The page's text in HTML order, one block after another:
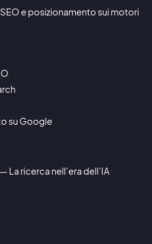
e posizionamento sui motori
su Google
La ricerca nell’era dell’IA